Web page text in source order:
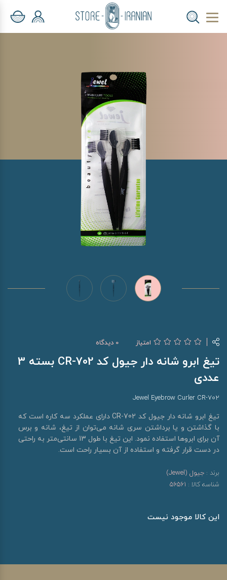
امتیاز 0 دیدگاه
تیغ ابرو شانه دار جیول کد CR-702 بسته 3
عددی
Jewel Eyebrow Curler CR-702
تیغ ابرو شانه دار جیول کد CR-702 دارای عملکرد سه کاره است که
با گذاشتن و یا برداشتن سری شانه می‌توان از تیغ، شانه و برس
آن برای ابروها استفاده نمود. این تیغ با طول 13 سانتی‌متر به راحتی
در دست قرار گرفته و استفاده از آن بسیار راحت است.
برند : جیول (Jewel)
شناسه کالا : 56561
این کالا موجود نیست